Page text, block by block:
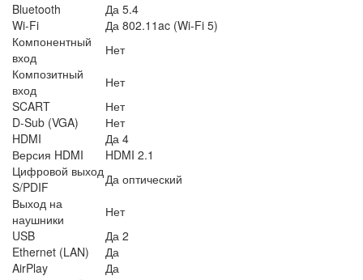
Bluetooth
Да 5.4
Wi-Fi
Да 802.11ac (Wi-Fi 5)
Компонентный
вход
Нет
Композитный
вход
Нет
SCART
Нет
D-Sub (VGA)
Нет
HDMI
Да 4
Версия HDMI
HDMI 2.1
Цифровой выход
S/PDIF
Да оптический
Выход на
наушники
Нет
USB
Да 2
Ethernet (LAN)
Да
AirPlay
Да